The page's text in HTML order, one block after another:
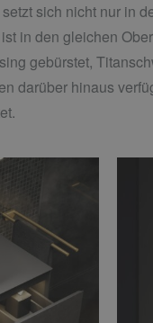
sich nicht nur in
in den gleichen
gebürstet,
darüber hinaus